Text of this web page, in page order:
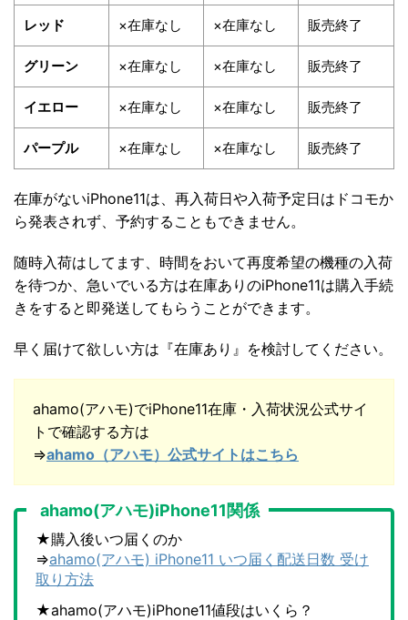
レッド ×在庫なし ×在庫なし 販売終了
グリーン ×在庫なし ×在庫なし 販売終了
イエロー ×在庫なし ×在庫なし 販売終了
パープル ×在庫なし ×在庫なし 販売終了
在庫がないiPhone11は、再入荷日や入荷予定日はドコモか
ら発表されず、予約することもできません。
随時入荷はしてます、時間をおいて再度希望の機種の入荷
を待つか、急いでいる方は在庫ありのiPhone11は購入手続
きをすると即発送してもらうことができます。
早く届けて欲しい方は『在庫あり』を検討してください。
ahamo(アハモ)でiPhone11在庫・入荷状況公式サイ
トで確認する方は
⇒ahamo（アハモ）公式サイトはこちら
ahamo(アハモ)iPhone11関係
★購入後いつ届くのか
⇒ahamo(アハモ) iPhone11 いつ届く配送日数 受け
取り方法
★ahamo(アハモ)iPhone11値段はいくら？